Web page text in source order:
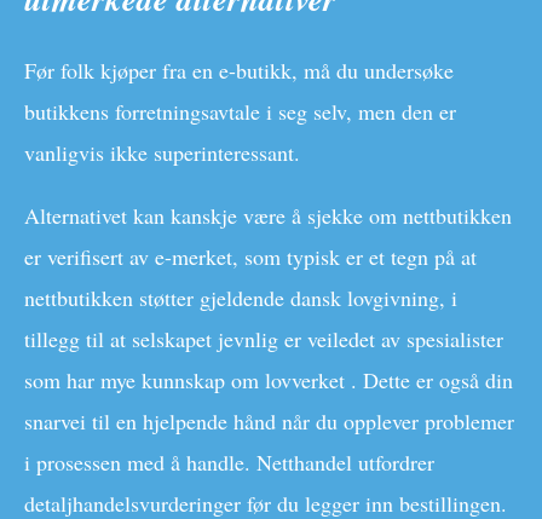
Før folk kjøper fra en e-butikk, må du undersøke
butikkens forretningsavtale i seg selv, men den er
vanligvis ikke superinteressant.
Alternativet kan kanskje være å sjekke om nettbutikken
er verifisert av e-merket, som typisk er et tegn på at
nettbutikken støtter gjeldende dansk lovgivning, i
tillegg til at selskapet jevnlig er veiledet av spesialister
som har mye kunnskap om lovverket . Dette er også din
snarvei til en hjelpende hånd når du opplever problemer
i prosessen med å handle. Netthandel utfordrer
detaljhandelsvurderinger før du legger inn bestillingen.